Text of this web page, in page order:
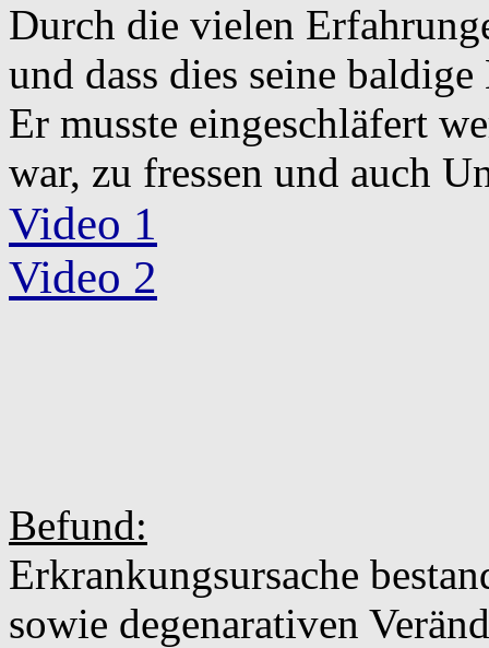
Durch die vielen
und dass dies seine
Er musste eingeschläfert
war, zu fressen und auch
Video 1
Video 2
Befund:
Erkrankungsursache
sowie degenarativen